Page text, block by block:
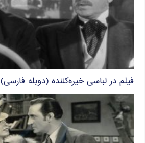
فیلم در لباسی خیره‌کننده (دوبله فارسی)